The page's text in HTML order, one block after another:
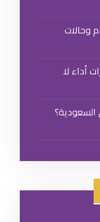
وحالات
9 مؤشرات أداء لا